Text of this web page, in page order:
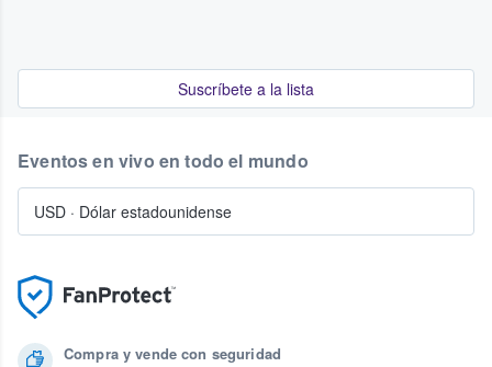
Suscríbete a la lista
Compra y vende con seguridad
Eventos en vivo en todo el mundo
USD · Dólar estadounidense